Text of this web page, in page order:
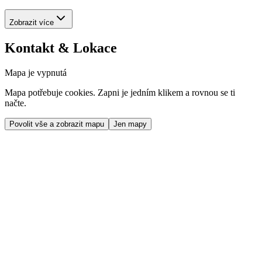
Zobrazit více
Kontakt & Lokace
Mapa je vypnutá
Mapa potřebuje cookies. Zapni je jedním klikem a rovnou se ti
načte.
Povolit vše a zobrazit mapu Jen mapy